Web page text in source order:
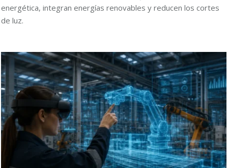
energética, integran energías renovables y reducen los cortes
de luz.